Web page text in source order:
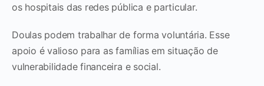
os hospitais das redes pública e particular.
Doulas podem trabalhar de forma voluntária. Esse
apoio é valioso para as famílias em situação de
vulnerabilidade financeira e social.